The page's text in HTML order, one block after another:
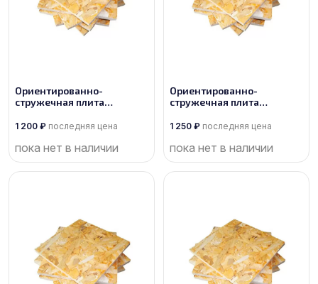
Ориентированно-
стружечная плита
1 200 ₽ последняя цена
пока нет в наличии
Ориентированно-
стружечная плита
1 250 ₽ последняя цена
пока нет в наличии